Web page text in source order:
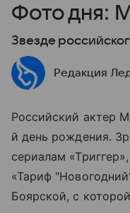
Фото дня:
Звезде
Редакция
Российский актер
й день рождения.
сериалам
«Тариф
Боярской, с